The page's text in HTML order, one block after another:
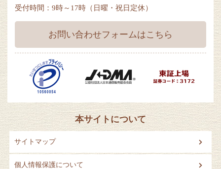
受付時間：9時～17時（日曜・祝日定休）
お問い合わせフォームはこちら
本サイトについて
サイトマップ
個人情報保護について